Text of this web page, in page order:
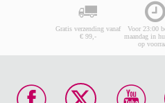
Gratis verzending vanaf
€ 99,-
Voor 23:00
maandag in
op